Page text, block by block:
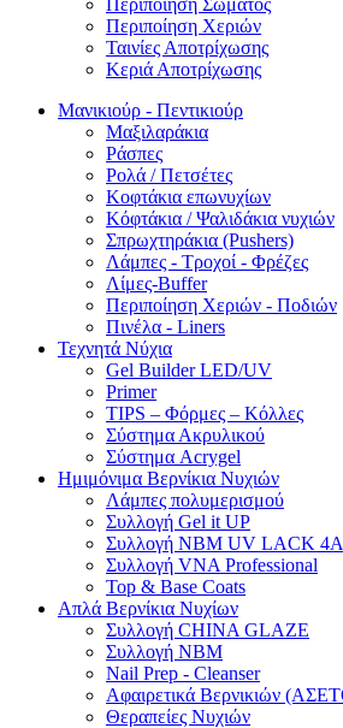
Περιποίηση Σώματος
Περιποίηση Χεριών
Ταινίες Αποτρίχωσης
Κεριά Αποτρίχωσης
Μανικιούρ - Πεντικιούρ
Μαξιλαράκια
Ράσπες
Ρολά / Πετσέτες
Κοφτάκια επωνυχίων
Κόφτάκια / Ψαλιδάκια νυχιών
Σπρωχτηράκια (Pushers)
Λάμπες - Τροχοί - Φρέζες
Λίμες-Buffer
Περιποίηση Χεριών - Ποδιών
Πινέλα - Liners
Τεχνητά Νύχια
Gel Builder LED/UV
Primer
TIPS – Φόρμες – Κόλλες
Σύστημα Ακρυλικού
Σύστημα Acrygel
Ημιμόνιμα Βερνίκια Νυχιών
Λάμπες πολυμερισμού
Συλλογή Gel it UP
Συλλογή NBM UV LACK
Συλλογή VNA Professional
Top & Base Coats
Απλά Βερνίκια Νυχίων
Συλλογή CHINA GLAZE
Συλλογή NBM
Nail Prep - Cleanser
Αφαιρετικά Βερνικιών
Θεραπείες Νυχιών